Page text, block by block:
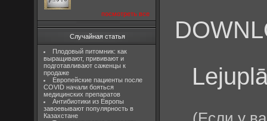
посмотреть все
Случайная статья
Плодовый питомник: как
выращивают, прививают и
подготавливают саженцы к
продаже
Европейские пациенты после
COVID начали бояться
медицинских препаратов
Антибиотики из Европы
завоевывают популярность в
Казахстане